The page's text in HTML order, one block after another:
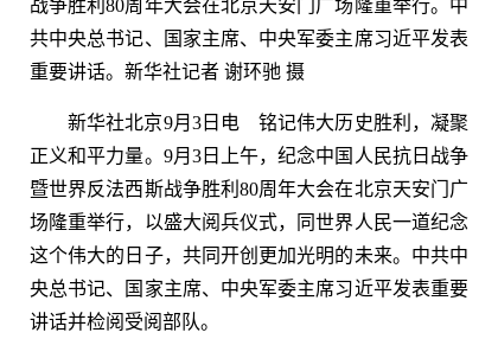
战争胜利80周年大会在北京天安门广场隆重举行。中
共中央总书记、国家主席、中央军委主席习近平发表
重要讲话。新华社记者 谢环驰 摄
新华社北京9月3日电 铭记伟大历史胜利，凝聚
正义和平力量。9月3日上午，纪念中国人民抗日战争
暨世界反法西斯战争胜利80周年大会在北京天安门广
场隆重举行，以盛大阅兵仪式，同世界人民一道纪念
这个伟大的日子，共同开创更加光明的未来。中共中
央总书记、国家主席、中央军委主席习近平发表重要
讲话并检阅受阅部队。